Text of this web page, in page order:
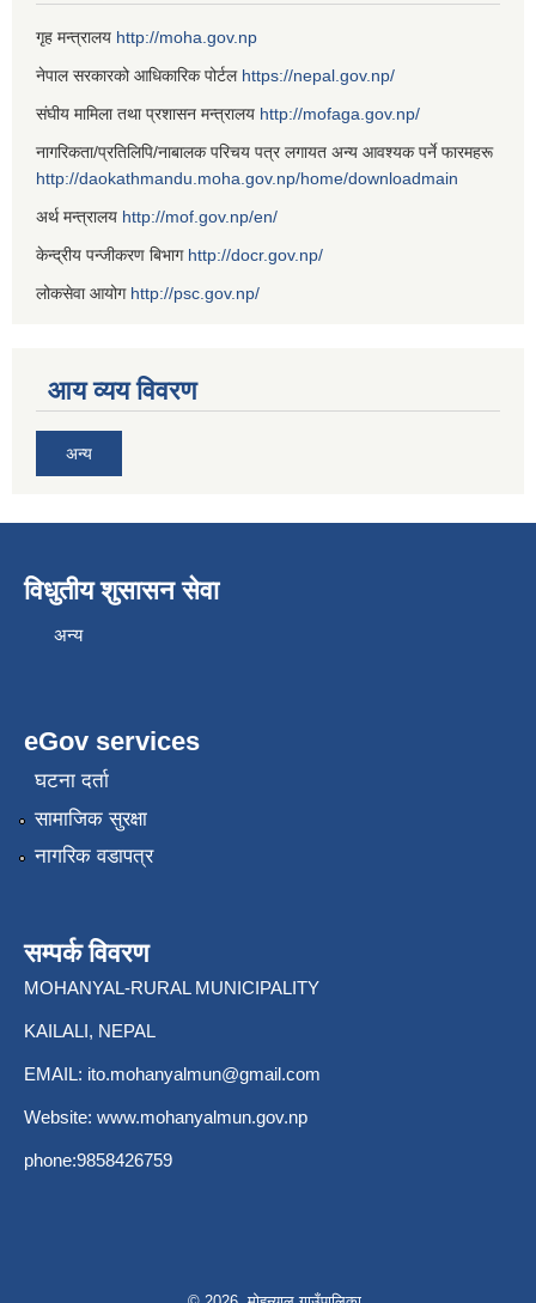
गृह मन्त्रालय http://moha.gov.np
नेपाल सरकारको आधिकारिक पोर्टल https://nepal.gov.np/
संघीय मामिला तथा प्रशासन मन्त्रालय http://mofaga.gov.np/
नागरिकता/प्रतिलिपि/नाबालक परिचय पत्र लगायत अन्य आवश्यक पर्ने फारमहरू
http://daokathmandu.moha.gov.np/home/downloadmain
अर्थ मन्त्रालय http://mof.gov.np/en/
केन्द्रीय पन्जीकरण बिभाग http://docr.gov.np/
लोकसेवा आयोग http://psc.gov.np/
आय व्यय विवरण
अन्य
विधुतीय शुसासन सेवा
अन्य
eGov services
घटना दर्ता
सामाजिक सुरक्षा
नागरिक वडापत्र
सम्पर्क विवरण
MOHANYAL-RURAL MUNICIPALITY
KAILALI, NEPAL
EMAIL: ito.mohanyalmun@gmail.com
Website: www.mohanyalmun.gov.np
phone:9858426759